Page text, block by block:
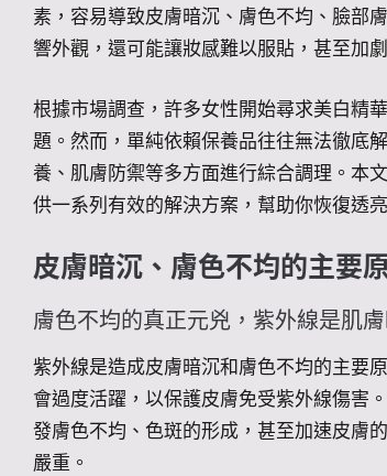
素，容易導致皮膚暗沉、膚色不均、臉部
響外觀，還可能讓妝感難以服貼，甚至加
根據市場調查，許多女性開始尋求美白精
題。然而，單純依賴保養品往往無法徹底
養、肌膚防禦等多方面進行綜合調理。本
供一系列有效的解決方案，幫助你恢復透
皮膚暗沉、膚色不均的主要
膚色不均的真正元兇，紫外線是肌
紫外線是造成皮膚暗沉和膚色不均的主要
會過度活躍，以保護皮膚免受紫外線傷害
發膚色不均、色斑的形成，甚至加速皮膚
嚴重。